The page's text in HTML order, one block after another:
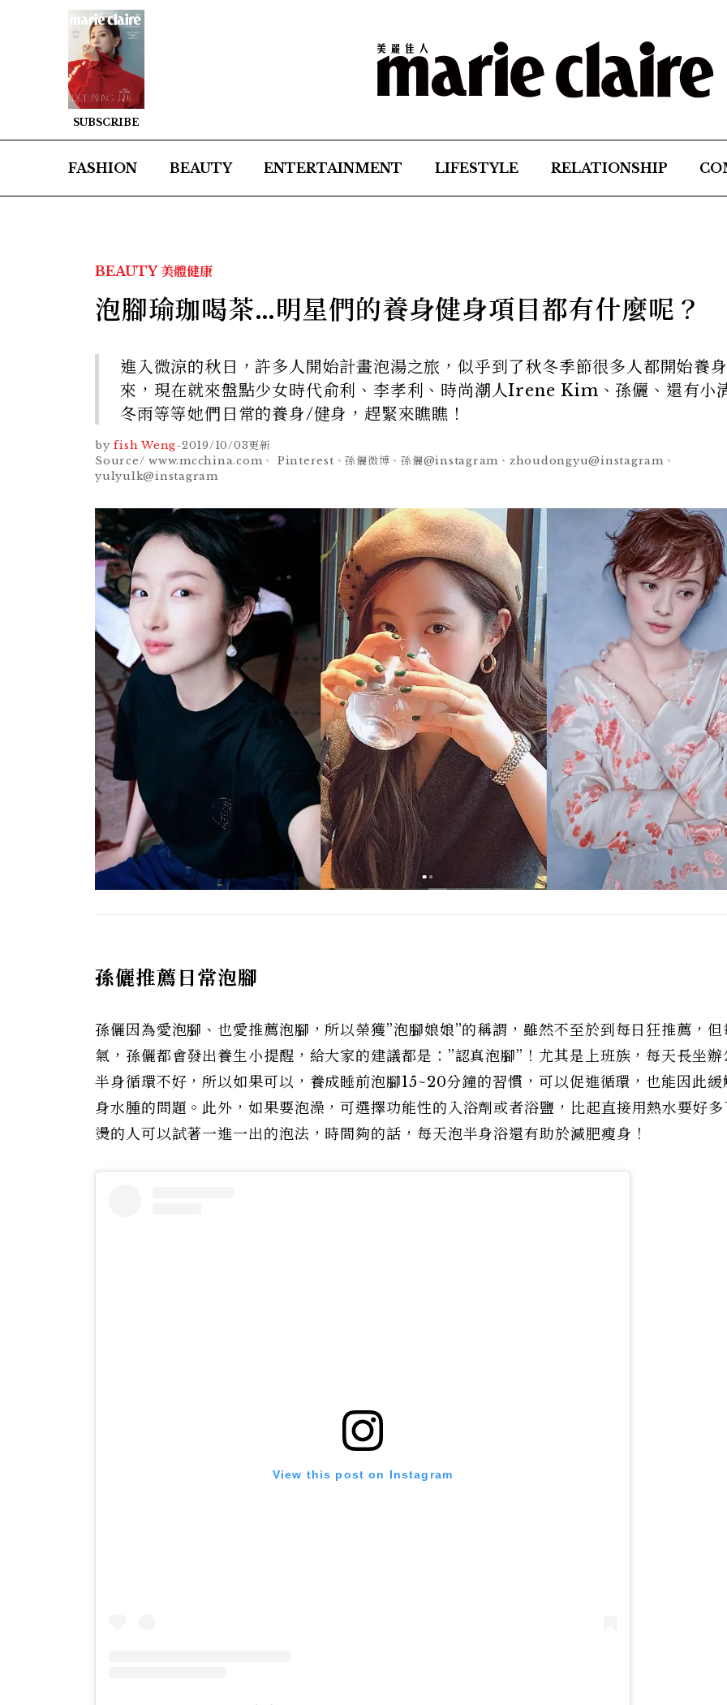
SUBSCRIBE
FASHION BEAUTY ENTERTAINMENT LIFESTYLE RELATIONSHIP
BEAUTY 美體健康
泡腳瑜珈喝茶…明星們的養身健身項目都有什麼呢？
進入微涼的秋日，許多人開始計畫泡湯之旅，似乎到了秋冬季節很多人都開始養
來，現在就來盤點少女時代俞利、李孝利、時尚潮人Irene Kim、孫儷、還有小
冬雨等等她們日常的養身/健身，趕緊來瞧瞧！
by fish Weng-2019/10/03更新
Source/ www.mcchina.com、 Pinterest、孫儷微博、孫儷@instagram、zhoudongyu@instagram、
yulyulk@instagram
孫儷推薦日常泡腳
孫儷因為愛泡腳、也愛推薦泡腳，所以榮獲”泡腳娘娘”的稱謂，雖然不至於到每日狂推薦，但
氣，孫儷都會發出養生小提醒，給大家的建議都是：”認真泡腳”！尤其是上班族，每天長坐辦
半身循環不好，所以如果可以，養成睡前泡腳15~20分鐘的習慣，可以促進循環，也能因此緩
身水腫的問題。此外，如果要泡澡，可選擇功能性的入浴劑或者浴鹽，比起直接用熱水要好
燙的人可以試著一進一出的泡法，時間夠的話，每天泡半身浴還有助於減肥瘦身！
View this post on Instagram